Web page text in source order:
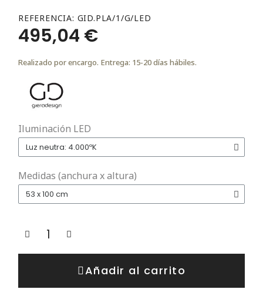
REFERENCIA GID.PLA/1/G/LED
495,04 €
Realizado por encargo. Entrega: 15-20 días hábiles.
Iluminación LED
Medidas (anchura x altura)
Añadir al carrito